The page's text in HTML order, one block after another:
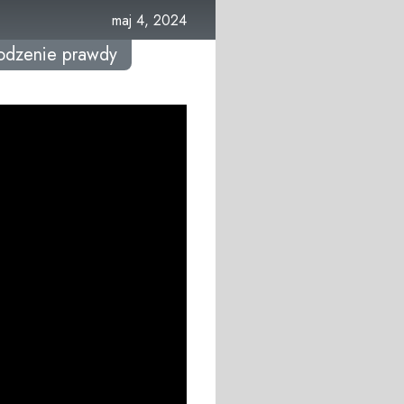
maj 4, 2024
prawdy